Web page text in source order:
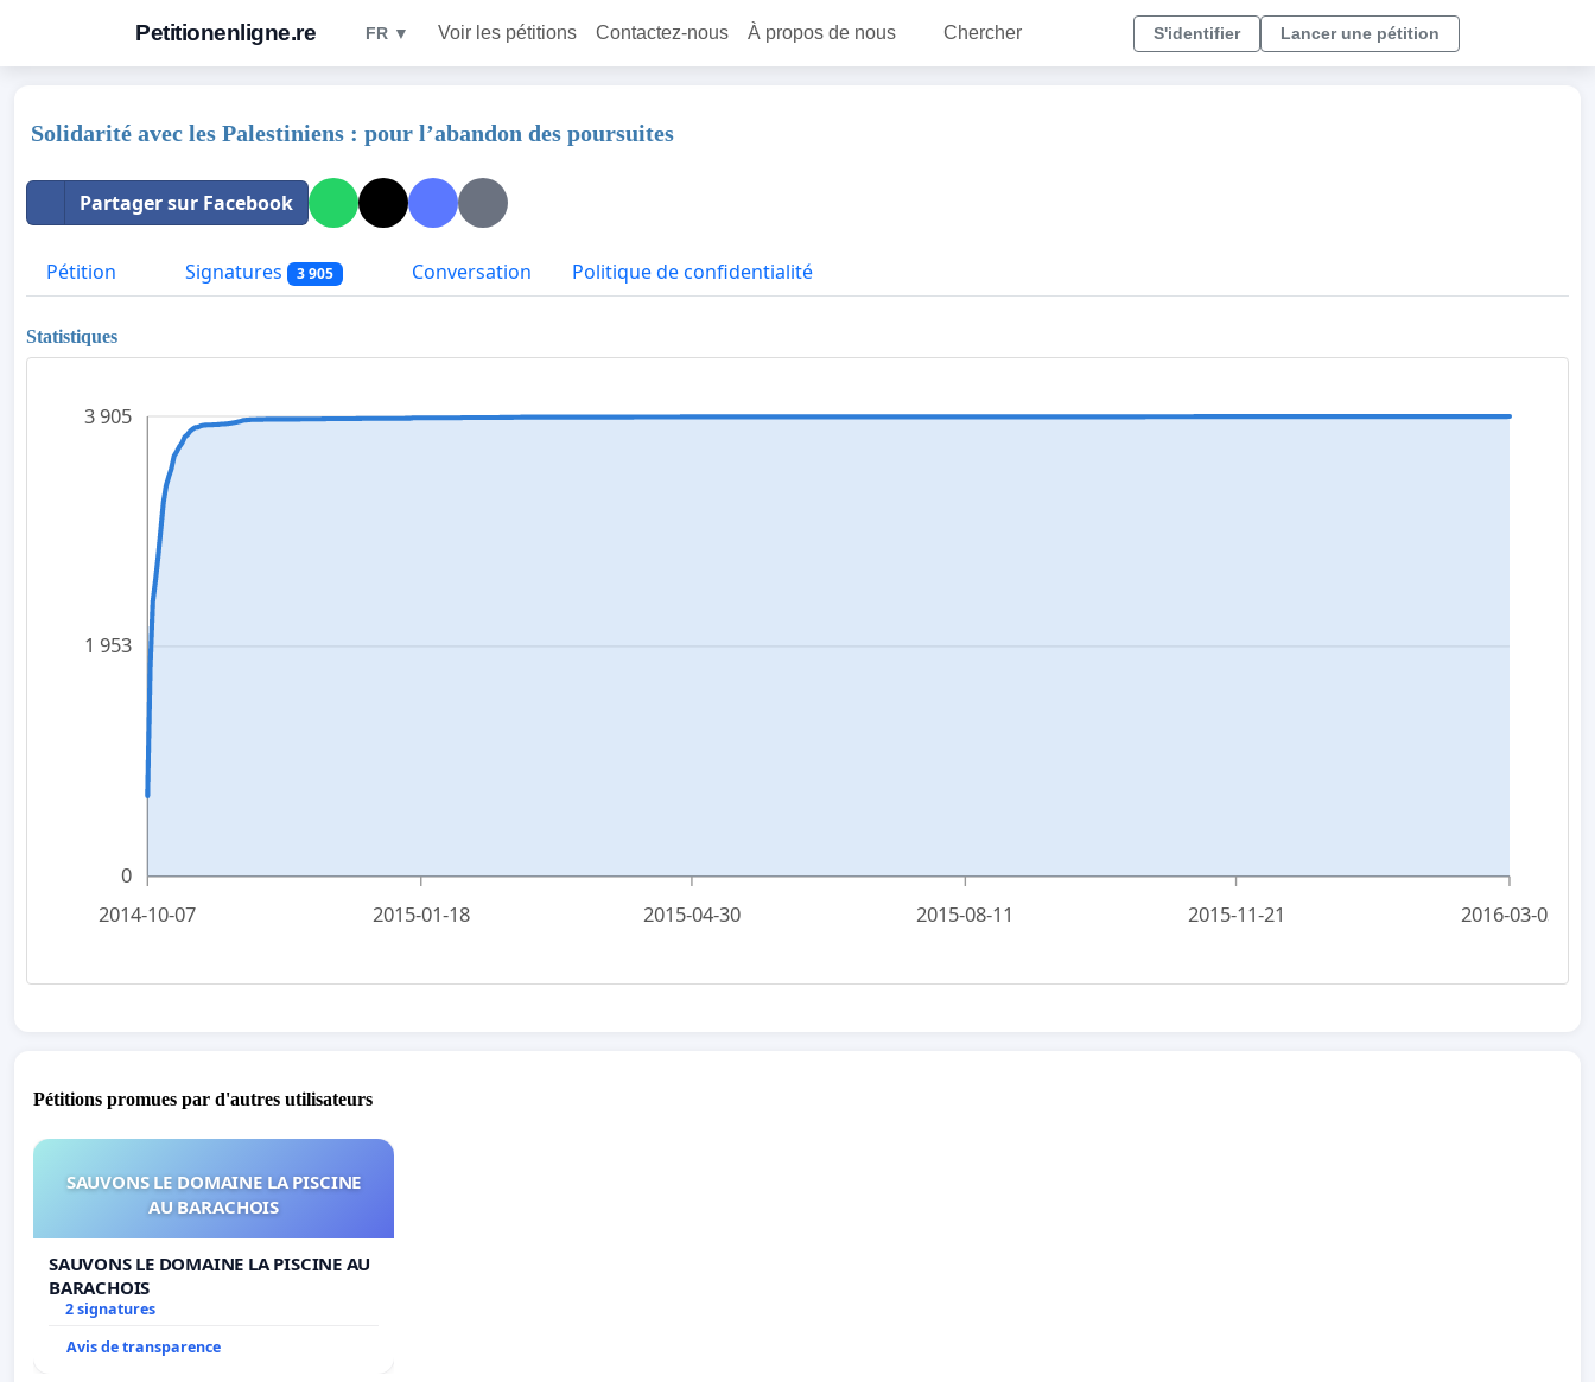
Petitionenligne.re FR ▼ Voir les pétitions Contactez-nous À propos de nous Chercher S'identifier Lancer une pétition
Solidarité avec les Palestiniens : pour l’abandon des poursuites
Partager sur Facebook
Pétition Signatures 3 905 Conversation Politique de confidentialité
Statistiques
0
1 953
3 905
2014-10-07 2015-01-18 2015-04-30 2015-08-11 2015-11-21 2016-03-03
Pétitions promues par d'autres utilisateurs
SAUVONS LE DOMAINE LA PISCINE
AU BARACHOIS
SAUVONS LE DOMAINE LA PISCINE AU
BARACHOIS
2 signatures
Avis de transparence